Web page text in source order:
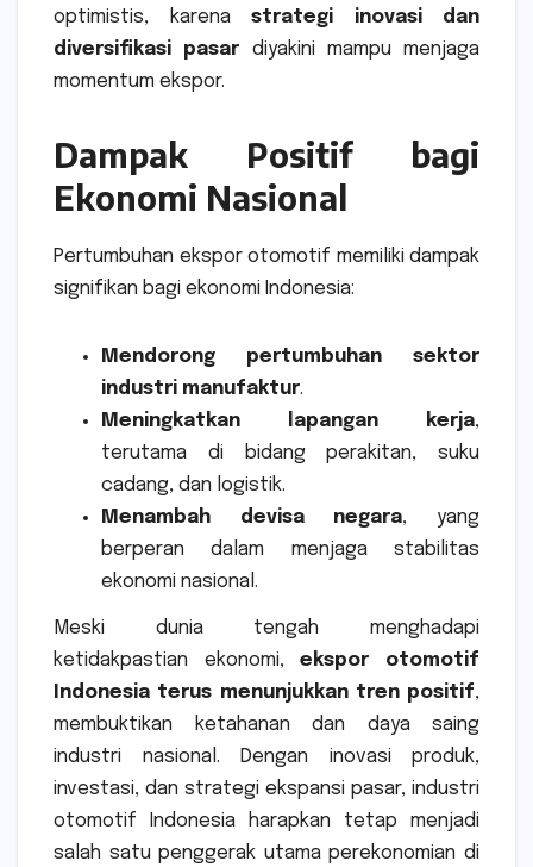
optimistis, karena strategi inovasi dan
diversifikasi pasar diyakini mampu menjaga
momentum ekspor.
Dampak Positif bagi
Ekonomi Nasional
Pertumbuhan ekspor otomotif memiliki dampak
signifikan bagi ekonomi Indonesia:
Mendorong pertumbuhan sektor
industri manufaktur.
Meningkatkan lapangan kerja,
terutama di bidang perakitan, suku
cadang, dan logistik.
Menambah devisa negara, yang
berperan dalam menjaga stabilitas
ekonomi nasional.
Meski dunia tengah menghadapi
ketidakpastian ekonomi,ekspor otomotif
Indonesia terus menunjukkan tren positif,
membuktikan ketahanan dan daya saing
industri nasional. Dengan inovasi produk,
investasi, dan strategi ekspansi pasar, industri
otomotif Indonesia harapkan tetap menjadi
salah satu penggerak utama perekonomian di